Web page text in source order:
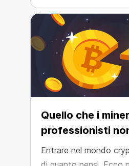
Quello che i miner
professionisti
Entrare nel mondo